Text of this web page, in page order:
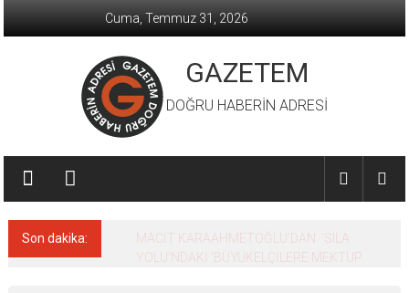
Cuma, Temmuz 31, 2026
GAZETEM
DOĞRU HABERİN ADRESİ
Son dakika:
MACİT KARAAHMETOĞLU’DAN ‘SILA
YOLU’NDAKİ ’BÜYÜKELÇİLERE MEKTUP